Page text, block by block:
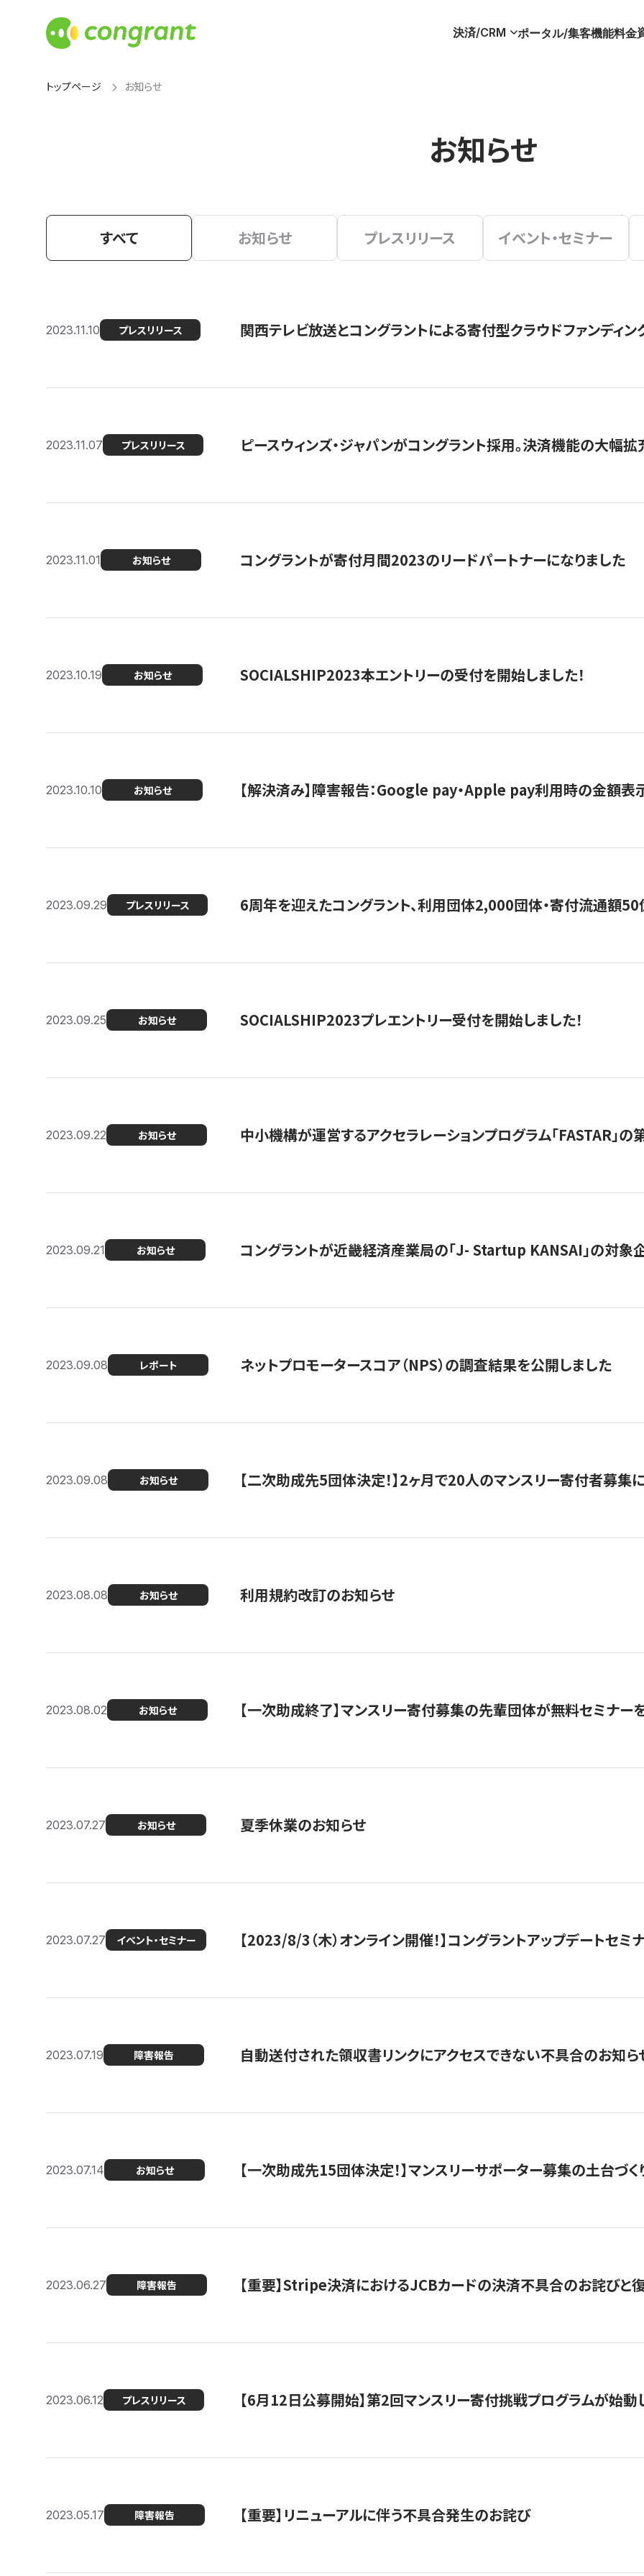
決済/CRM ポータル/集客機能料金
トップページ お知らせ
お知らせ
すべて お知らせ プレスリリース イベント・セミナー
2023.11.10 プレスリリース 関西テレビ放送とコングラントによる寄付型クラウドファンディ
2023.11.07 プレスリリース ピースウィンズ・ジャパンがコングラント採用。決済機能の大幅
2023.11.01 お知らせ コングラントが寄付月間2023のリードパートナーになりました
2023.10.19 お知らせ SOCIALSHIP2023本エントリーの受付を開始しました！
2023.10.10 お知らせ 【解決済み】障害報告：Google pay・Apple pay利用時の金額表
2023.09.29 プレスリリース 6周年を迎えたコングラント、利用団体2,000団体・寄付流通額50
2023.09.25 お知らせ SOCIALSHIP2023プレエントリー受付を開始しました！
2023.09.22 お知らせ 中小機構が運営するアクセラレーションプログラム「FASTAR」
2023.09.21 お知らせ コングラントが近畿経済産業局の「J- Startup KANSAI」の対象
2023.09.08 レポート ネットプロモータースコア（NPS）の調査結果を公開しました
2023.09.08 お知らせ 【二次助成先5団体決定！】2ヶ月で20人のマンスリー寄付者募集
2023.08.08 お知らせ 利用規約改訂のお知らせ
2023.08.02 お知らせ 【一次助成終了】マンスリー寄付募集の先輩団体が無料セミナー
2023.07.27 お知らせ 夏季休業のお知らせ
2023.07.27 イベント・セミナー 【2023/8/3（木）オンライン開催！】コングラントアップデートセ
2023.07.19 障害報告 自動送付された領収書リンクにアクセスできない不具合のお知ら
2023.07.14 お知らせ 【一次助成先15団体決定！】マンスリーサポーター募集の土台づ
2023.06.27 障害報告 【重要】Stripe決済におけるJCBカードの決済不具合のお詫びと
2023.06.12 プレスリリース 【6月12日公募開始】第2回マンスリー寄付挑戦プログラムが始動
2023.05.17 障害報告 【重要】リニューアルに伴う不具合発生のお詫び